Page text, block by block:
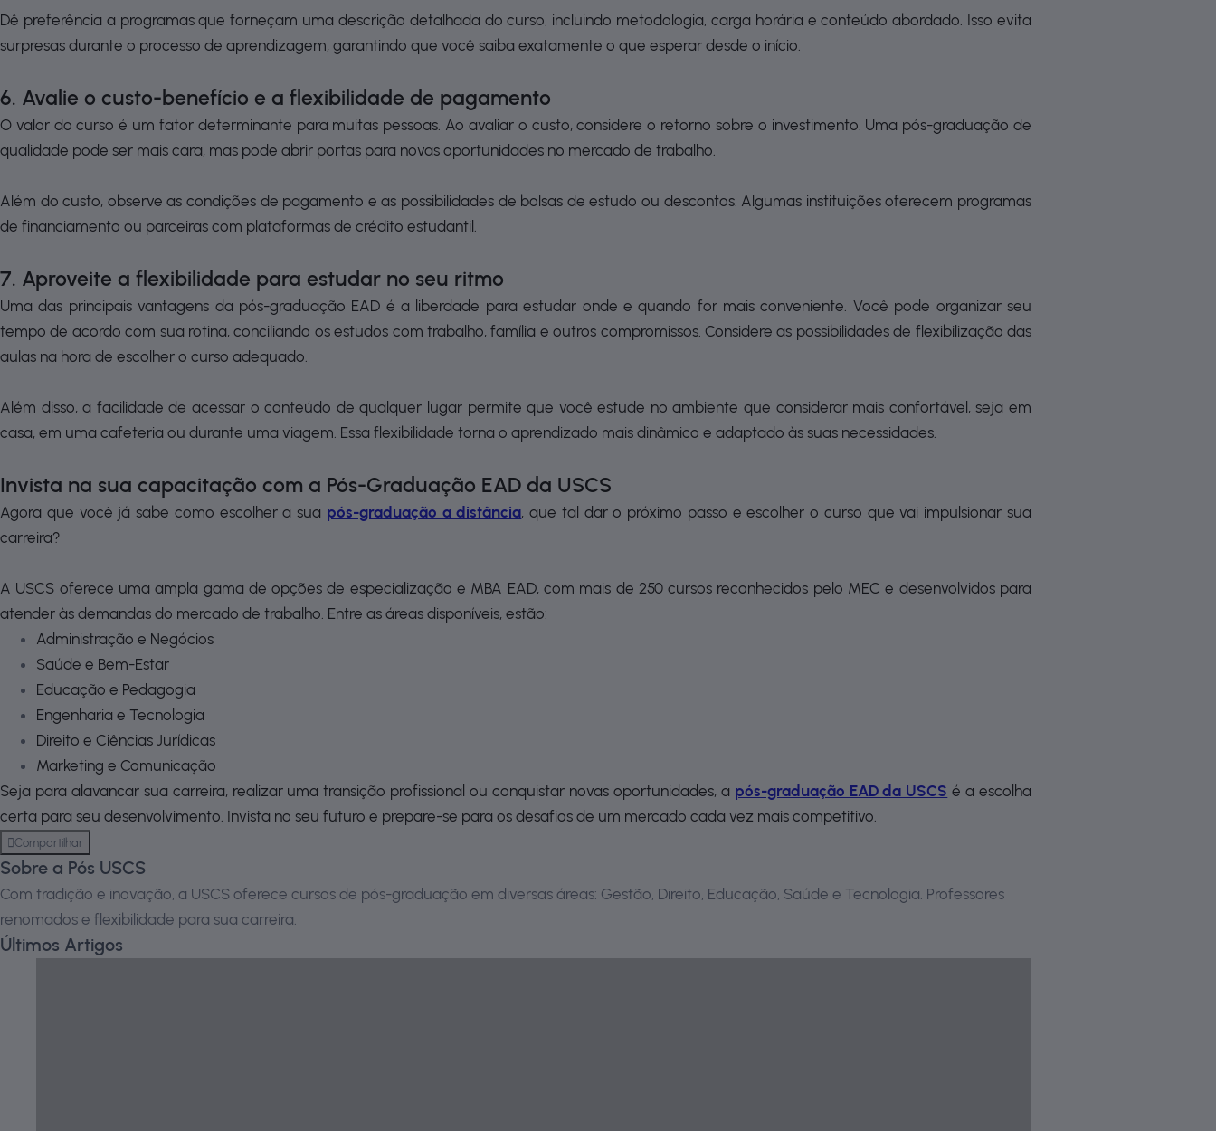
Dê preferência a programas que forneçam uma descrição detalhada do curso, incluindo metodologia, carga horária e conteúdo abordado. Isso evita
surpresas durante o processo de aprendizagem, garantindo que você saiba exatamente o que esperar desde o início.
6. Avalie o custo-benefício e a flexibilidade de pagamento
O valor do curso é um fator determinante para muitas pessoas. Ao avaliar o custo, considere o retorno sobre o investimento. Uma pós-graduação de
qualidade pode ser mais cara, mas pode abrir portas para novas oportunidades no mercado de trabalho.
Além do custo, observe as condições de pagamento e as possibilidades de bolsas de estudo ou descontos. Algumas instituições oferecem programas
de financiamento ou parceiras com plataformas de crédito estudantil.
7. Aproveite a flexibilidade para estudar no seu ritmo
Uma das principais vantagens da pós-graduação EAD é a liberdade para estudar onde e quando for mais conveniente. Você pode organizar seu
tempo de acordo com sua rotina, conciliando os estudos com trabalho, família e outros compromissos. Considere as possibilidades de flexibilização das
aulas na hora de escolher o curso adequado.
Além disso, a facilidade de acessar o conteúdo de qualquer lugar permite que você estude no ambiente que considerar mais confortável, seja em
casa, em uma cafeteria ou durante uma viagem. Essa flexibilidade torna o aprendizado mais dinâmico e adaptado às suas necessidades.
Invista na sua capacitação com a Pós-Graduação EAD da USCS
Agora que você já sabe como escolher a sua pós-graduação a distância, que tal dar o próximo passo e escolher o curso que vai impulsionar sua
carreira?
A USCS oferece uma ampla gama de opções de especialização e MBA EAD, com mais de 250 cursos reconhecidos pelo MEC e desenvolvidos para
atender às demandas do mercado de trabalho. Entre as áreas disponíveis, estão:
Administração e Negócios
Saúde e Bem-Estar
Educação e Pedagogia
Engenharia e Tecnologia
Direito e Ciências Jurídicas
Marketing e Comunicação
Seja para alavancar sua carreira, realizar uma transição profissional ou conquistar novas oportunidades, a pós-graduação EAD da USCS é a escolha
certa para seu desenvolvimento. Invista no seu futuro e prepare-se para os desafios de um mercado cada vez mais competitivo.
Compartilhar
Sobre a Pós USCS
Com tradição e inovação, a USCS oferece cursos de pós-graduação em diversas áreas: Gestão, Direito, Educação, Saúde e Tecnologia. Professores
renomados e flexibilidade para sua carreira.
Últimos Artigos